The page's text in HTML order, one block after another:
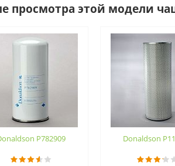
просмотра этой модели
P782909 Donaldson